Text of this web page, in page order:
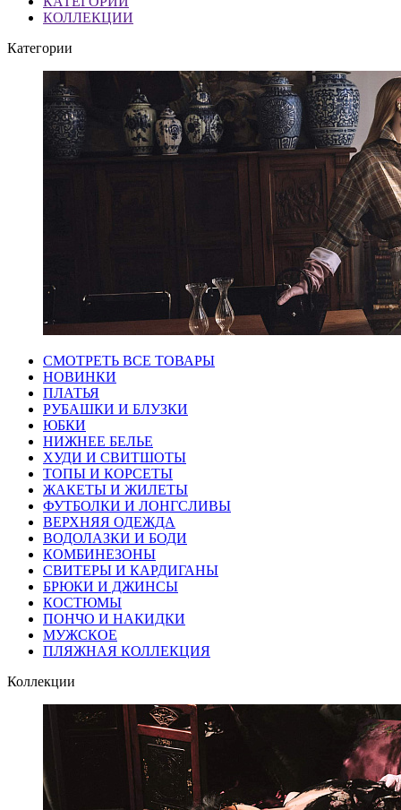
КОЛЛЕКЦИИ
Категории
СМОТРЕТЬ ВСЕ ТОВАРЫ
НОВИНКИ
ПЛАТЬЯ
РУБАШКИ И БЛУЗКИ
ЮБКИ
НИЖНЕЕ БЕЛЬЕ
ХУДИ И СВИТШОТЫ
ТОПЫ И КОРСЕТЫ
ЖАКЕТЫ И ЖИЛЕТЫ
ФУТБОЛКИ И ЛОНГСЛИВЫ
ВЕРХНЯЯ ОДЕЖДА
ВОДОЛАЗКИ И БОДИ
КОМБИНЕЗОНЫ
СВИТЕРЫ И КАРДИГАНЫ
БРЮКИ И ДЖИНСЫ
КОСТЮМЫ
ПОНЧО И НАКИДКИ
МУЖСКОЕ
ПЛЯЖНАЯ КОЛЛЕКЦИЯ
Коллекции